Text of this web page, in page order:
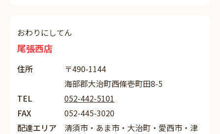
おわりにしてん
尾張西店
住所
〒490-1144
海部郡大治町西條壱町田8-5
TEL
052-442-5101
FAX
052-445-3020
配達エリア
清須市・あま市・大治町・愛西市・津